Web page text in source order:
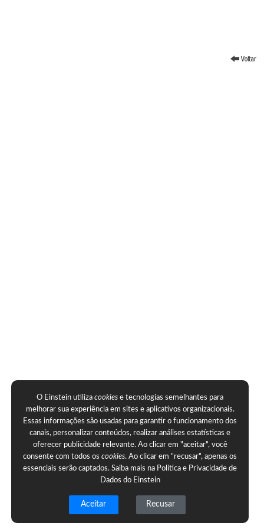
O Einstein utilizacookies e tecnologias semelhantes para
melhorar sua experiência em sites e aplicativos organizacionais.
Essas informações são usadas para garantir o funcionamento dos
canais, personalizar conteúdos, realizar análises estatísticas e
oferecer publicidade relevante. Ao clicar em "aceitar", você
consente com todos oscookies. Ao clicar em "recusar", apenas os
essenciais serão captados. Saiba mais na Política e Privacidade de
Dados do Einstein
Aceitar Recusar